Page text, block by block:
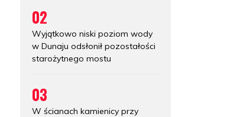
02
Wyjątkowo niski poziom wody
w Dunaju odsłonił pozostałości
starożytnego mostu
03
W ścianach kamienicy przy